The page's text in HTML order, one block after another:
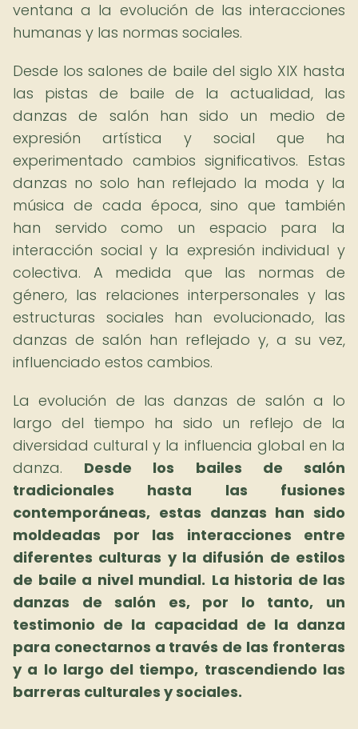
ventana a la evolución de las interacciones
humanas y las normas sociales.
Desde los salones de baile del siglo XIX hasta
las pistas de baile de la actualidad, las
danzas de salón han sido un medio de
expresión artística y social que ha
experimentado cambios significativos. Estas
danzas no solo han reflejado la moda y la
música de cada época, sino que también
han servido como un espacio para la
interacción social y la expresión individual y
colectiva. A medida que las normas de
género, las relaciones interpersonales y las
estructuras sociales han evolucionado, las
danzas de salón han reflejado y, a su vez,
influenciado estos cambios.
La evolución de las danzas de salón a lo
largo del tiempo ha sido un reflejo de la
diversidad cultural y la influencia global en la
danza. Desde los bailes de salón
tradicionales hasta las fusiones
contemporáneas, estas danzas han sido
moldeadas por las interacciones entre
diferentes culturas y la difusión de estilos
de baile a nivel mundial. La historia de las
danzas de salón es, por lo tanto, un
testimonio de la capacidad de la danza
para conectarnos a través de las fronteras
y a lo largo del tiempo, trascendiendo las
barreras culturales y sociales.